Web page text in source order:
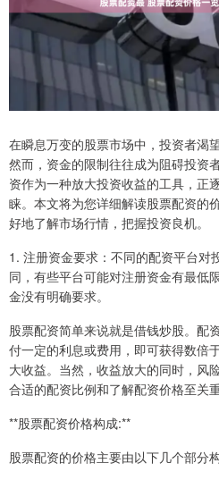
在瞬息万变的股票市场中，投资者渴
然而，资金的限制往往成为阻碍投资
资作为一种放大投资收益的工具，正
睐。本文将为您详细解读股票配资的
好地了解市场行情，把握投资良机。
1. 注册资金要求：不同的配资平台对
同，有些平台可能对注册资金有最低
金没有明确要求。
股票配资简单来说就是借钱炒股。配
付一定的利息或费用，即可获得数倍
大收益。当然，收益放大的同时，风
合适的配资比例和了解配资价格至关重
**股票配资价格构成:**
股票配资的价格主要由以下几个部分